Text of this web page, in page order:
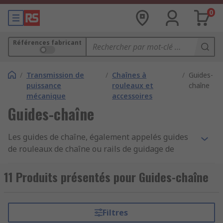
0
Références fabricant
/ Transmission de
puissance
mécanique
/ Chaînes à
rouleaux et
accessoires
/ Guides-
chaîne
Guides-chaîne
Les guides de chaîne, également appelés guides
de rouleaux de chaîne ou rails de guidage de
protection pour les chaînes couramment utilisées
dans les applications industrielles et
guides de chaîne différents, adaptés à différentes
applications.
11 Produits présentés pour Guides-chaîne
Filtres